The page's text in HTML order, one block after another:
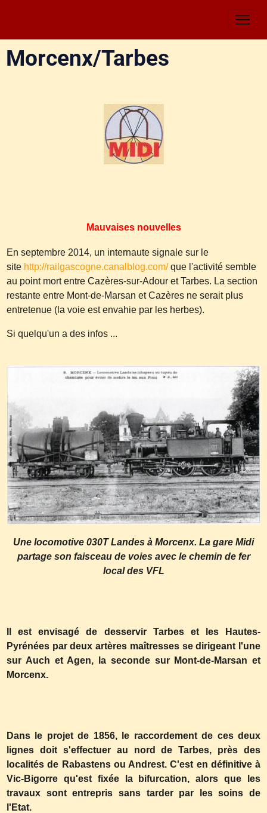
Morcenx/Tarbes
Mauvaises nouvelles
En septembre 2014, un internaute signale sur le
site http://railgascogne.canalblog.com/que l'activité semble
au point mort entre Cazères-sur-Adour et Tarbes. La section
restante entre Mont-de-Marsan et Cazères ne serait plus
entretenue (la voie est envahie par les herbes).
Si quelqu'un a des infos ...
Une locomotive 030T Landes à Morcenx. La gare Midi
partage son faisceau de voies avec le chemin de fer
local des VFL
Il est envisagé de desservir Tarbes et les Hautes-
Pyrénées par deux artères maîtresses se dirigeant l'une
sur Auch et Agen, la seconde sur Mont-de-Marsan et
Morcenx.
Dans le projet de 1856, le raccordement de ces deux
lignes doit s'effectuer au nord de Tarbes, près des
localités de Rabastens ou Andrest. C'est en définitive à
Vic-Bigorre qu'est fixée la bifurcation, alors que les
travaux sont entrepris sans tarder par les soins de
l'Etat.